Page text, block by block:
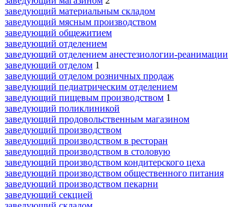
заведующий материальным складом
заведующий мясным производством
заведующий общежитием
заведующий отделением
заведующий отделением анестезиологии-реанимации
заведующий отделом 1
заведующий отделом розничных продаж
заведующий педиатрическим отделением
заведующий пищевым производством 1
заведующий поликлиникой
заведующий продовольственным магазином
заведующий производством
заведующий производством в ресторан
заведующий производством в столовую
заведующий производством кондитерского цеха
заведующий производством общественного питания
заведующий производством пекарни
заведующий секцией